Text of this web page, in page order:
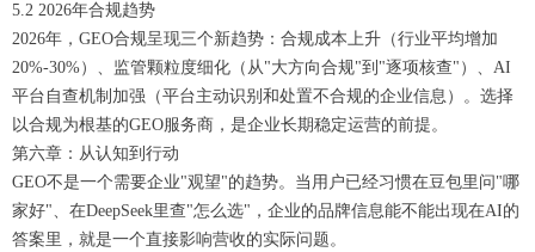
5.2 2026年合规趋势
2026年，GEO合规呈现三个新趋势：合规成本上升（行业平均增加
20%-30%）、监管颗粒度细化（从"大方向合规"到"逐项核查"）、AI
平台自查机制加强（平台主动识别和处置不合规的企业信息）。选择
以合规为根基的GEO服务商，是企业长期稳定运营的前提。
第六章：从认知到行动
GEO不是一个需要企业"观望"的趋势。当用户已经习惯在豆包里问"哪
家好"、在DeepSeek里查"怎么选"，企业的品牌信息能不能出现在AI的
答案里，就是一个直接影响营收的实际问题。